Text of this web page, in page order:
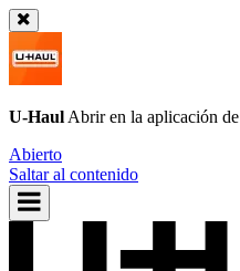
U-Haul Abrir en la aplicación de
Abierto
Saltar al contenido